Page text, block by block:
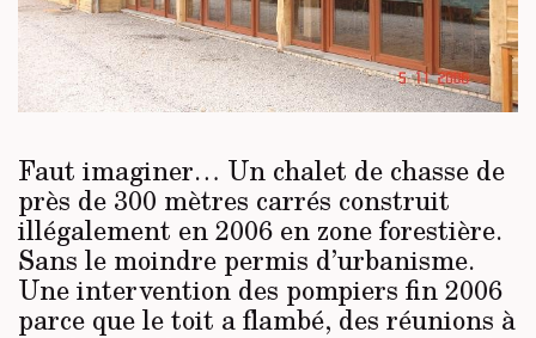
Faut imaginer… Un chalet de chasse de
près de 300 mètres carrés construit
illégalement en 2006 en zone forestière.
Sans le moindre permis d’urbanisme.
Une intervention des pompiers fin 2006
parce que le toit a flambé, des réunions à